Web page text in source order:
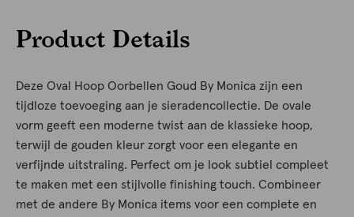
Product Details
Deze Oval Hoop Oorbellen Goud By Monica zijn een
tijdloze toevoeging aan je sieradencollectie. De ovale
vorm geeft een moderne twist aan de klassieke hoop,
terwijl de gouden kleur zorgt voor een elegante en
verfijnde uitstraling. Perfect om je look subtiel compleet
te maken met een stijlvolle finishing touch. Combineer
met de andere By Monica items voor een complete en